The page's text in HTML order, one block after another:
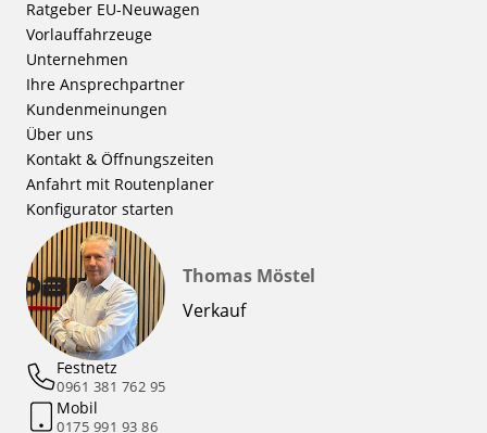
Ratgeber EU-Neuwagen
Vorlauffahrzeuge
Unternehmen
Ihre Ansprechpartner
Kundenmeinungen
Über uns
Kontakt & Öffnungszeiten
Anfahrt mit Routenplaner
Konfigurator starten
Thomas Möstel
Verkauf
Festnetz
0961 381 762 95
Mobil
0175 991 93 86